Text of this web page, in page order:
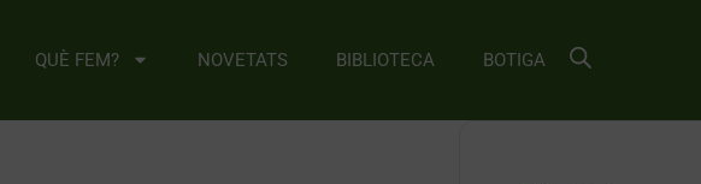
QUÈ FEM? NOVETATS BIBLIOTECA BOTIGA